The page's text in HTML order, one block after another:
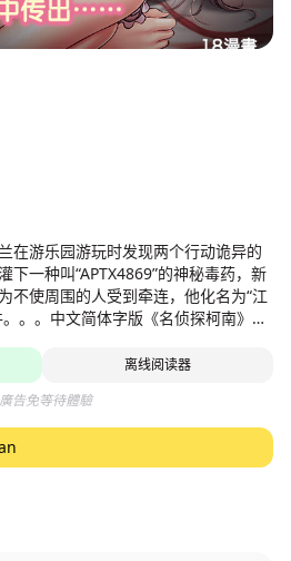
在游乐园游玩时发现两个行动诡异的
下一种叫“APTX4869”的神秘毒药，新
不使周围的人受到牵连，他化名为“江
。。中文简体字版《名侦探柯南》图
离线阅读器
告免等待體驗